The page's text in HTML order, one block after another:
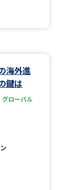
海外進
鍵は
ローバル